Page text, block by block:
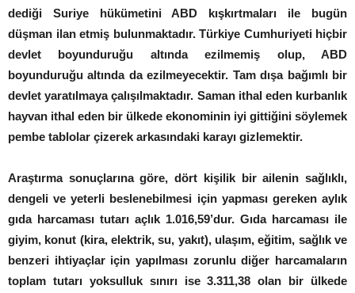
dediği Suriye hükümetini ABD kışkırtmaları ile bugün
düşman ilan etmiş bulunmaktadır. Türkiye Cumhuriyeti hiçbir
devlet boyunduruğu altında ezilmemiş olup, ABD
boyunduruğu altında da ezilmeyecektir. Tam dışa bağımlı bir
devlet yaratılmaya çalışılmaktadır. Saman ithal eden kurbanlık
hayvan ithal eden bir ülkede ekonominin iyi gittiğini söylemek
pembe tablolar çizerek arkasındaki karayı gizlemektir.
Araştırma sonuçlarına göre, dört kişilik bir ailenin sağlıklı,
dengeli ve yeterli beslenebilmesi için yapması gereken aylık
gıda harcaması tutarı açlık 1.016,59’dur. Gıda harcaması ile
giyim, konut (kira, elektrik, su, yakıt), ulaşım, eğitim, sağlık ve
benzeri ihtiyaçlar için yapılması zorunlu diğer harcamaların
toplam tutarı yoksulluk sınırı ise 3.311,38 olan bir ülkede